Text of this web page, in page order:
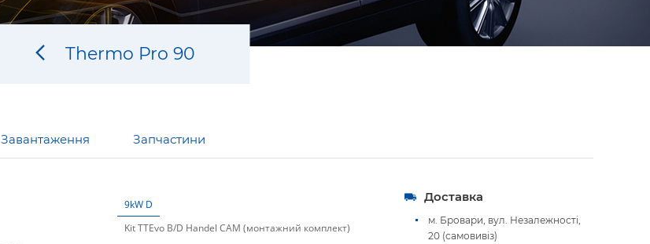
Thermo Pro 90
Завантаження Запчастини
9kW D
Kit TTEvo B/D Handel CAM (монтажний комплект)
Доставка
м. Бровари, вул. Незалежності,
20 (самовивіз)